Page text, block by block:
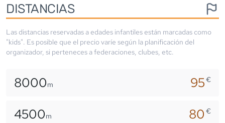
DISTANCIAS
Las distancias reservadas a edades infantiles están marcadas como
"kids". Es posible que el precio varíe según la planificación del
organizador, si perteneces a federaciones, clubes, etc.
8000m 95€
4500m 80€